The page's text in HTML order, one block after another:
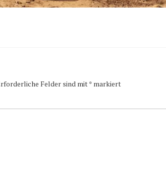
Felder sind mit* markiert